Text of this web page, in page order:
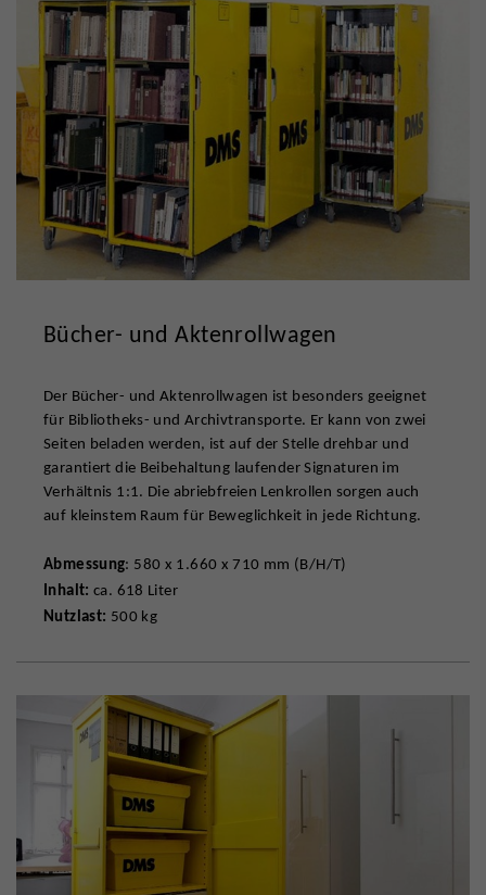
Bücher- und Aktenrollwagen
Der Bücher- und Aktenrollwagen ist besonders geeignet
für Bibliotheks- und Archivtransporte. Er kann von zwei
Seiten beladen werden, ist auf der Stelle drehbar und
garantiert die Beibehaltung laufender Signaturen im
Verhältnis 1:1. Die abriebfreien Lenkrollen sorgen auch
auf kleinstem Raum für Beweglichkeit in jede Richtung.
Abmessung: 580 x 1.660 x 710 mm (B/H/T)
Inhalt: ca. 618 Liter
Nutzlast: 500 kg